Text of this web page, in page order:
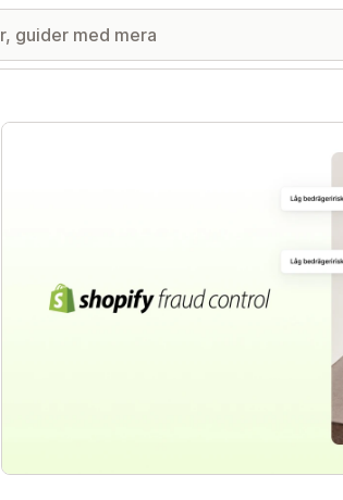
Galleri med utvalda bilder